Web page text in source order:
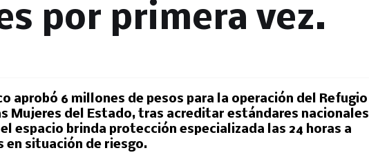
por primera vez.
aprobó 6 millones de pesos para la operación del Refugio
Mujeres del Estado, tras acreditar estándares nacionales
espacio brinda protección especializada las 24 horas a
en situación de riesgo.